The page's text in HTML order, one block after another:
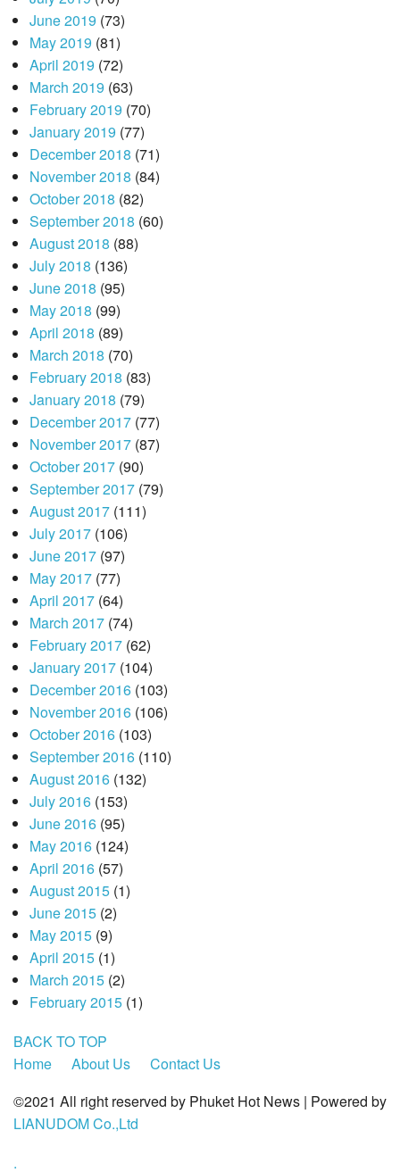
June 2019 (73)
May 2019 (81)
April 2019 (72)
March 2019 (63)
February 2019 (70)
January 2019 (77)
December 2018 (71)
November 2018 (84)
October 2018 (82)
September 2018 (60)
August 2018 (88)
July 2018 (136)
June 2018 (95)
May 2018 (99)
April 2018 (89)
March 2018 (70)
February 2018 (83)
January 2018 (79)
December 2017(77)
November 2017(87)
October 2017(90)
September 2017(79)
August 2017(111)
July 2017(106)
June 2017(97)
May 2017(77)
April 2017(64)
March 2017(74)
February 2017(62)
January 2017(104)
December 2016(103)
November 2016(106)
October 2016(103)
September 2016(110)
August 2016(132)
July 2016(153)
June 2016(95)
May 2016(124)
April 2016(57)
August 2015(1)
June 2015(2)
May 2015(9)
April 2015(1)
March 2015(2)
February 2015(1)
BACK TO TOP
Home
About Us
Contact Us
©2021 All right reserved by Phuket Hot News | Powered by
LIANUDOM Co.,Ltd
.